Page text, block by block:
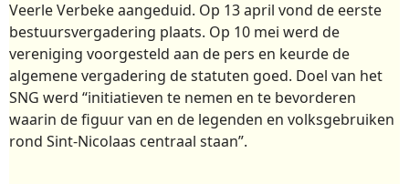
Veerle Verbeke aangeduid. Op 13 april vond de eerste
bestuursvergadering plaats. Op 10 mei werd de
vereniging voorgesteld aan de pers en keurde de
algemene vergadering de statuten goed. Doel van het
SNG werd “initiatieven te nemen en te bevorderen
waarin de figuur van en de legenden en volksgebruiken
rond Sint-Nicolaas centraal staan”.